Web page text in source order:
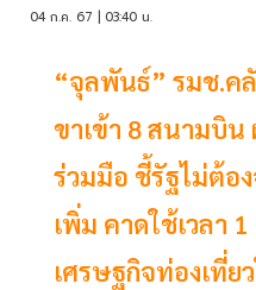
04 ก.ค. 67 | 03:40 น.
“จุลพันธ์” รมช.ค
ขาเข้า 8 สนามบิ
ร่วมมือ ชี้รัฐไม่ต้อ
เพิ่ม คาดใช้เวลา
เศรษฐกิจท่องเที่ย